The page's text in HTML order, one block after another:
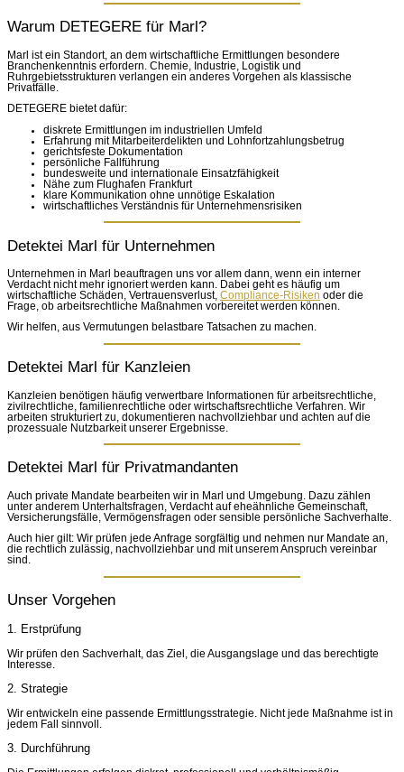
Warum DETEGERE für Marl?
Marl ist ein Standort, an dem wirtschaftliche Ermittlungen besondere
Branchenkenntnis erfordern. Chemie, Industrie, Logistik und
Ruhrgebietsstrukturen verlangen ein anderes Vorgehen als klassische
Privatfälle.
DETEGERE bietet dafür:
diskrete Ermittlungen im industriellen Umfeld
Erfahrung mit Mitarbeiterdelikten und Lohnfortzahlungsbetrug
gerichtsfeste Dokumentation
persönliche Fallführung
bundesweite und internationale Einsatzfähigkeit
Nähe zum Flughafen Frankfurt
klare Kommunikation ohne unnötige Eskalation
wirtschaftliches Verständnis für Unternehmensrisiken
Detektei Marl für Unternehmen
Unternehmen in Marl beauftragen uns vor allem dann, wenn ein interner
Verdacht nicht mehr ignoriert werden kann. Dabei geht es häufig um
wirtschaftliche Schäden, Vertrauensverlust, Compliance-Risiken oder die
Frage, ob arbeitsrechtliche Maßnahmen vorbereitet werden können.
Wir helfen, aus Vermutungen belastbare Tatsachen zu machen.
Detektei Marl für Kanzleien
Kanzleien benötigen häufig verwertbare Informationen für arbeitsrechtliche,
zivilrechtliche, familienrechtliche oder wirtschaftsrechtliche Verfahren. Wir
arbeiten strukturiert zu, dokumentieren nachvollziehbar und achten auf die
prozessuale Nutzbarkeit unserer Ergebnisse.
Detektei Marl für Privatmandanten
Auch private Mandate bearbeiten wir in Marl und Umgebung. Dazu zählen
unter anderem Unterhaltsfragen, Verdacht auf eheähnliche Gemeinschaft,
Versicherungsfälle, Vermögensfragen oder sensible persönliche Sachverhalte.
Auch hier gilt: Wir prüfen jede Anfrage sorgfältig und nehmen nur Mandate an,
die rechtlich zulässig, nachvollziehbar und mit unserem Anspruch vereinbar
sind.
Unser Vorgehen
1. Erstprüfung
Wir prüfen den Sachverhalt, das Ziel, die Ausgangslage und das berechtigte
Interesse.
2. Strategie
Wir entwickeln eine passende Ermittlungsstrategie. Nicht jede Maßnahme ist in
jedem Fall sinnvoll.
3. Durchführung